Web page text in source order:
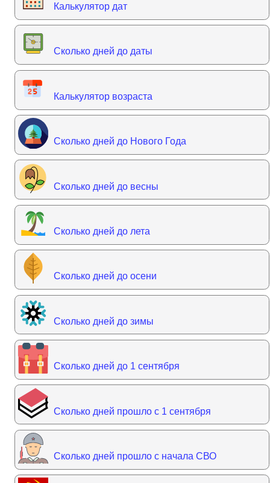
Калькулятор дат
Сколько дней до даты
Калькулятор возраста
Сколько дней до Нового Года
Сколько дней до весны
Сколько дней до лета
Сколько дней до осени
Сколько дней до зимы
Сколько дней до 1 сентября
Сколько дней прошло с 1 сентября
Сколько дней прошло с начала СВО